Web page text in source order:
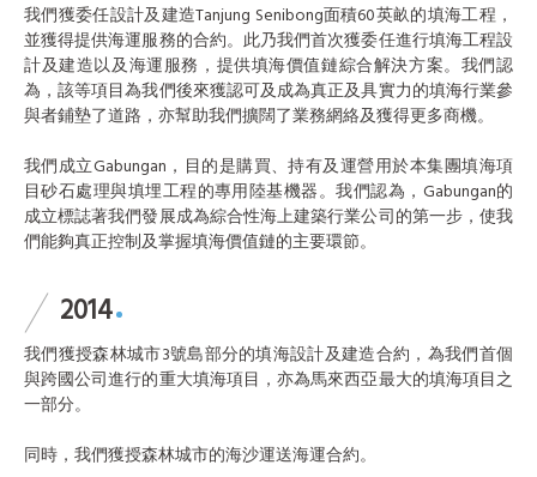
我們獲委任設計及建造Tanjung Senibong面積60英畝的填海工程，
並獲得提供海運服務的合約。此乃我們首次獲委任進行填海工程設
計及建造以及海運服務，提供填海價值鏈綜合解決方案。我們認
為，該等項目為我們後來獲認可及成為真正及具實力的填海行業參
與者鋪墊了道路，亦幫助我們擴闊了業務網絡及獲得更多商機。
我們成立Gabungan，目的是購買、持有及運營用於本集團填海項
目砂石處理與填埋工程的專用陸基機器。我們認為，Gabungan的
成立標誌著我們發展成為綜合性海上建築行業公司的第一步，使我
們能夠真正控制及掌握填海價值鏈的主要環節。
2014
我們獲授森林城市3號島部分的填海設計及建造合約，為我們首個
與跨國公司進行的重大填海項目，亦為馬來西亞最大的填海項目之
一部分。
同時，我們獲授森林城市的海沙運送海運合約。